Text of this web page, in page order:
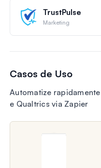
TrustPulse
Marketing
Casos de Uso
Automatize
e Qualtrics via Zapier